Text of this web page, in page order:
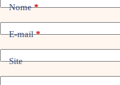
Nome*
E-mail*
Site